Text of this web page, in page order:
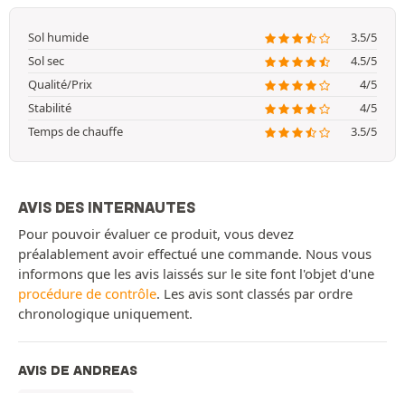
Sol humide
3.5/5
Sol sec
4.5/5
Qualité/Prix
4/5
Stabilité
4/5
Temps de chauffe
3.5/5
AVIS DES INTERNAUTES
Pour pouvoir évaluer ce produit, vous devez
préalablement avoir effectué une commande. Nous vous
informons que les avis laissés sur le site font l'objet d'une
procédure de contrôle. Les avis sont classés par ordre
chronologique uniquement.
AVIS DE ANDREAS